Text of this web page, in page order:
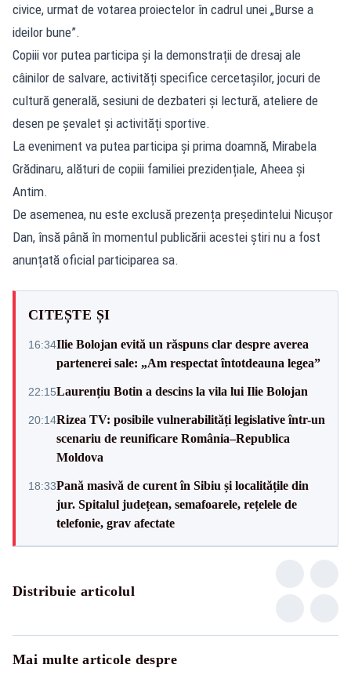
civice, urmat de votarea proiectelor în cadrul unei „Burse a
ideilor bune”.
Copiii vor putea participa și la demonstrații de dresaj ale
câinilor de salvare, activități specifice cercetașilor, jocuri de
cultură generală, sesiuni de dezbateri și lectură, ateliere de
desen pe șevalet și activități sportive.
La eveniment va putea participa și prima doamnă, Mirabela
Grădinaru, alături de copiii familiei prezidențiale, Aheea și
Antim.
De asemenea, nu este exclusă prezența președintelui Nicușor
Dan, însă până în momentul publicării acestei știri nu a fost
anunțată oficial participarea sa.
CITEȘTE ȘI
16:34Ilie Bolojan evită un răspuns clar despre averea
partenerei sale: „Am respectat întotdeauna legea”
22:15Laurențiu Botin a descins la vila lui Ilie Bolojan
20:14Rizea TV: posibile vulnerabilități legislative într-un
scenariu de reunificare România–Republica
Moldova
18:33Pană masivă de curent în Sibiu și localitățile din
jur. Spitalul județean, semafoarele, rețelele de
telefonie, grav afectate
Distribuie articolul
Mai multe articole despre